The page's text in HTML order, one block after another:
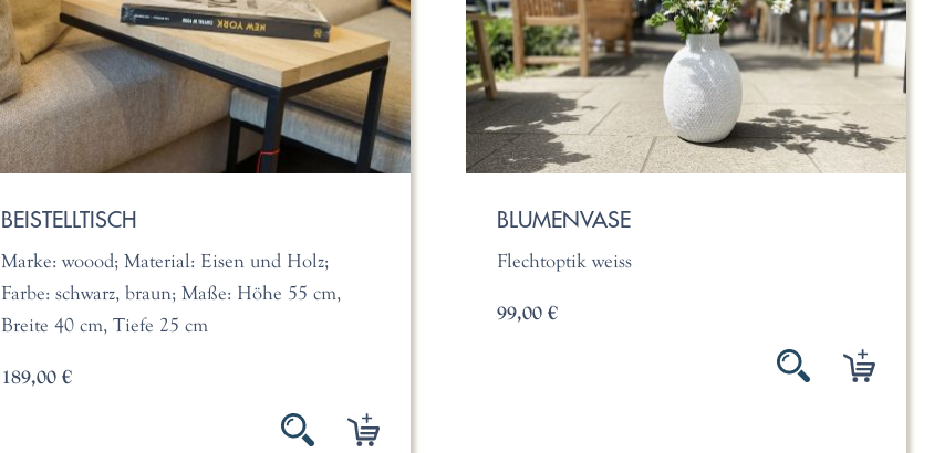
BEISTELLTISCH
Marke: woood; Material: Eisen und Holz;
Farbe: schwarz, braun; Maße: Höhe 55 cm,
Breite 40 cm, Tiefe 25 cm
189,00 €
BLUMENVASE
Flechtoptik weiss
99,00 €